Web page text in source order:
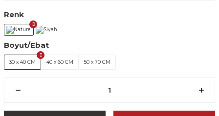
Renk
Boyut/Ebat
30 x 40 CM 40 x 60 CM 50 x 70 CM